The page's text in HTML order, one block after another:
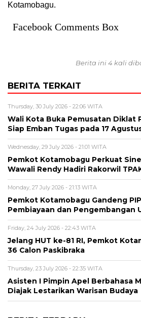
Kotamobagu.
Facebook Comments Box
Berita ini 4 kali
BERITA TERKAIT
Thursday, 30 July 2026 - 22:06 WITA
Wali Kota Buka Pemusatan Diklat
Siap Emban Tugas pada 17
Wednesday, 29 July 2026 - 21:01 WITA
Pemkot Kotamobagu Perkuat
Wawali Rendy Hadiri Rakorwil
Monday, 27 July 2026 - 21:13 WITA
Pemkot Kotamobagu Gandeng
Pembiayaan dan Pengembangan
Friday, 24 July 2026 - 22:43 WITA
Jelang HUT ke-81 RI, Pemkot
36 Calon Paskibraka
Thursday, 23 July 2026 - 22:35 WITA
Asisten I Pimpin Apel Berbahasa
Diajak Lestarikan Warisan Budaya